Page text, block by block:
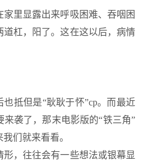
里显露出来呼吸困难、吞咽困
道杠，阳了。这在这以后，病情
抵但是“耿耿于怀”cp。而最近
来袭了，那末电影版的“铁三角”
们就来看看。
，往往会有一些想法或银幕显